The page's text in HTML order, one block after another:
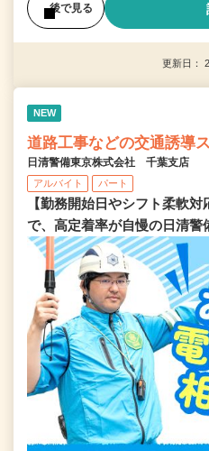
後で見る
更新日：
NEW
道路工事などの交通誘導
日清警備東京株式会社 千葉支店
アルバイト パート
【勤務開始日やシフト柔軟
で、高定着率が自慢の日清